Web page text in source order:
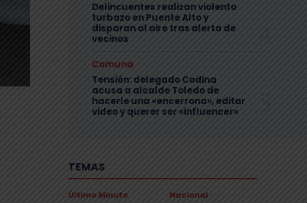
Delincuentes realizan violento
turbazo en Puente Alto y
disparan al aire tras alerta de
vecinos
Comuna
Tensión: delegado Codina
acusa a alcalde Toledo de
hacerle una «encerrona», editar
video y querer ser «influencer»
TEMAS
Último Minuto Nacional